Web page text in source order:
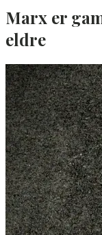
Marx er
eldre